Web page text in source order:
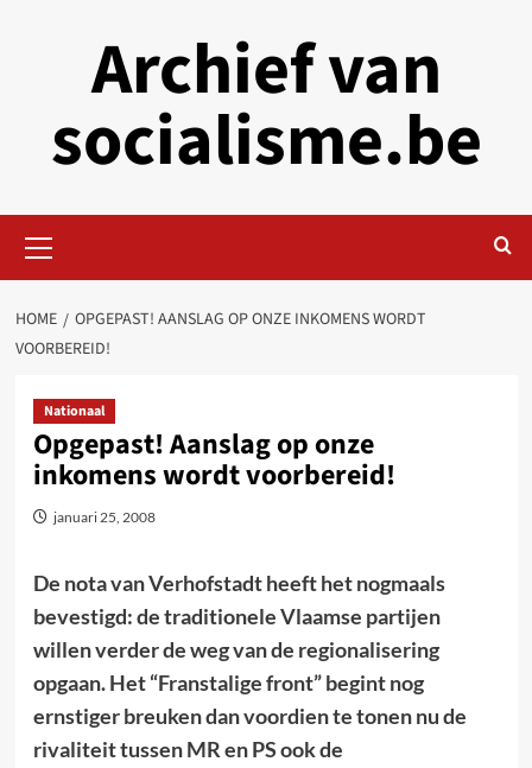
Archief van
socialisme.be
Menu
HOME
OPGEPAST! AANSLAG OP ONZE INKOMENS WORDT
VOORBEREID!
Nationaal
Opgepast! Aanslag op onze
inkomens wordt voorbereid!
januari 25, 2008
De nota van Verhofstadt heeft het nogmaals
bevestigd: de traditionele Vlaamse partijen
willen verder de weg van de regionalisering
opgaan. Het “Franstalige front” begint nog
ernstiger breuken dan voordien te tonen nu de
rivaliteit tussen MR en PS ook de